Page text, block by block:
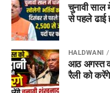
धामी कैबिनेट में 15
गौपालकों के लिए
BJP के Survey ने
में, कट सकता है कई
मसूरी में बारिश के
चुनावी साल
से पहले ढाई
HALDWANI
आठ अगस्त
रैली को